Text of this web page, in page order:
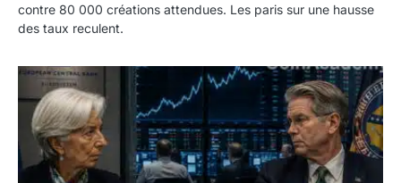
contre 80 000 créations attendues. Les paris sur une hausse
des taux reculent.
Yen : Washington a vendu des euros sans prévenir la